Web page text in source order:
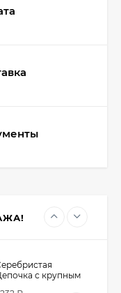
₽
(5*7см)
с крупным